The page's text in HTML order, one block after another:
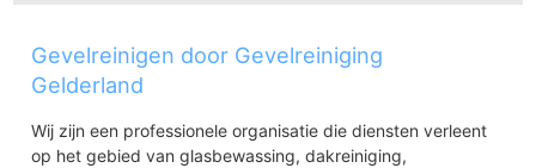
Heukelum
Uitbreiding Heukelum
Gevelreinigen door Gevelreiniging
Gelderland
Wij zijn een professionele organisatie die diensten verleent
op het gebied van glasbewassing, dakreiniging,